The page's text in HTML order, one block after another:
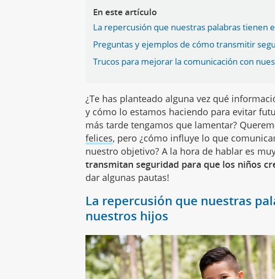
En este artículo
La repercusión que nuestras palabras tienen
Preguntas y ejemplos de cómo transmitir
Trucos para mejorar la comunicación con
¿Te has planteado alguna vez qué
y cómo lo estamos haciendo para evitar
más tarde tengamos que lamentar?
felices, pero ¿cómo influye lo que
nuestro objetivo? A la hora de hablar es
transmitan seguridad para que los niños
dar algunas pautas!
La repercusión que nuestras
nuestros hijos